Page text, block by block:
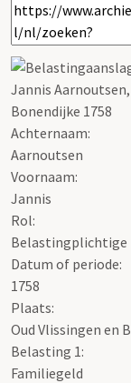
Jannis
Bonendijke 1758
Achternaam:
Aarnoutsen
Voornaam:
Jannis
Rol:
Belastingplichtige
Datum of periode:
1758
Plaats:
Oud Vlissingen en
Belasting 1:
Familiegeld